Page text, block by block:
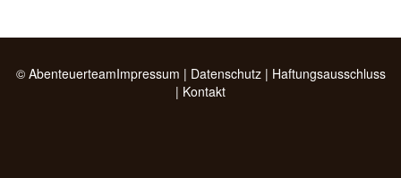
© AbenteuerteamImpressum | Datenschutz| Haftungsausschluss
| Kontakt